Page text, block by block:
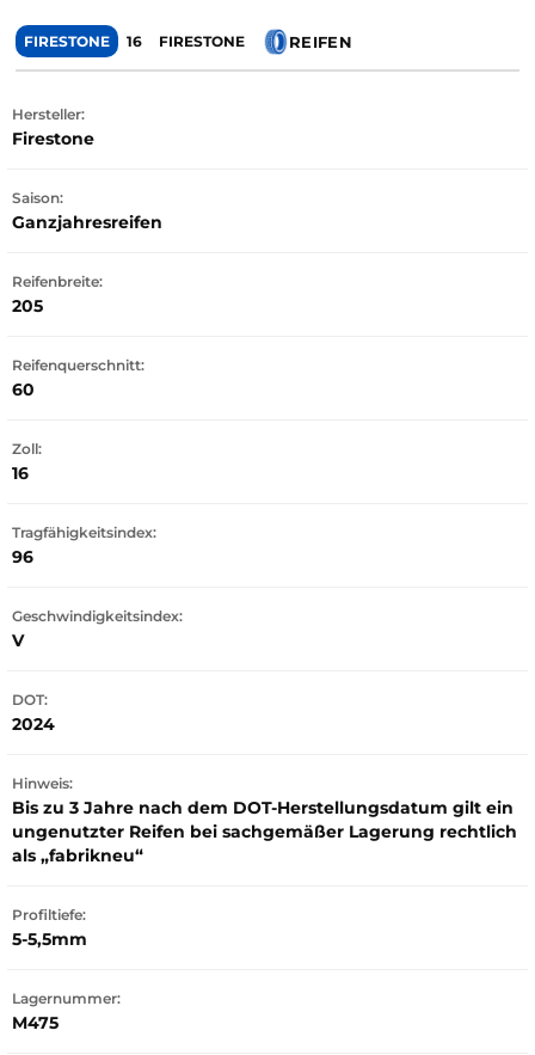
FIRESTONE 16 FIRESTONE REIFEN
Hersteller:
Firestone
Saison:
Ganzjahresreifen
Reifenbreite:
205
Reifenquerschnitt:
60
Zoll:
16
Tragfähigkeitsindex:
96
Geschwindigkeitsindex:
V
DOT:
2024
Hinweis:
Bis zu 3 Jahre nach dem DOT-Herstellungsdatum gilt ein
ungenutzter Reifen bei sachgemäßer Lagerung rechtlich
als „fabrikneu“
Profiltiefe:
5-5,5mm
Lagernummer:
M475